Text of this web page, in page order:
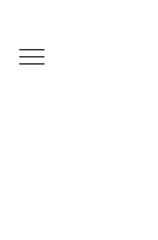
Click